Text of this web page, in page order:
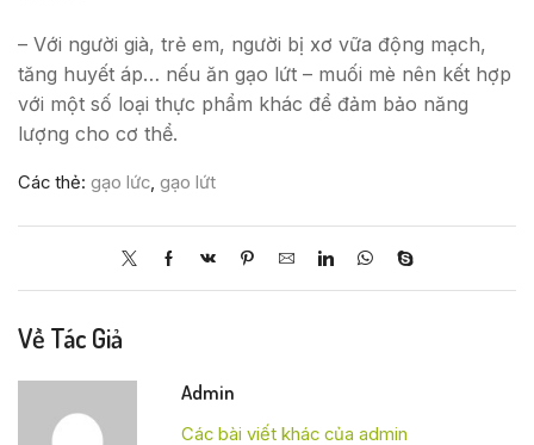
– Với người già, trẻ em, người bị xơ vữa động mạch,
tăng huyết áp… nếu ăn gạo lứt – muối mè nên kết hợp
với một số loại thực phẩm khác để đảm bảo năng
lượng cho cơ thể.
Các thẻ: gạo lức, gạo lứt
Về Tác Giả
Admin
Các bài viết khác của admin